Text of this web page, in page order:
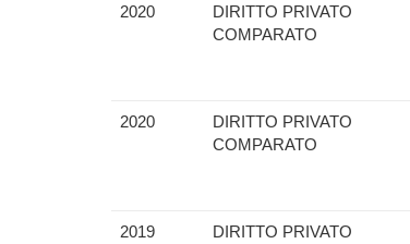
2020
DIRITTO PRIVATO
COMPARATO
2020
DIRITTO PRIVATO
COMPARATO
2019
DIRITTO PRIVATO